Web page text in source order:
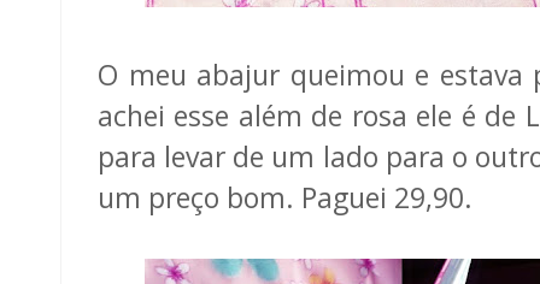
O meu abajur queimou e
achei esse além de rosa ele é de
para levar de um lado para o
um preço bom. Paguei 29,90.